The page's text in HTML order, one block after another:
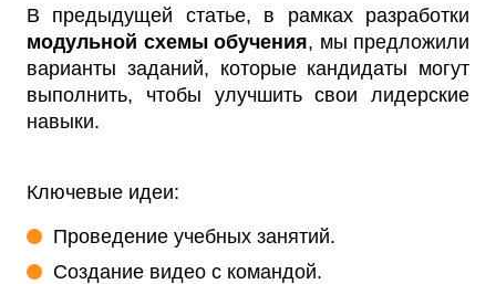
В предыдущей статье, в рамках разработки
модульной схемы обучения, мы предложили
варианты заданий, которые кандидаты могут
выполнить, чтобы улучшить свои лидерские
навыки.
Ключевые идеи:
Проведение учебных занятий.
Создание видео с командой.